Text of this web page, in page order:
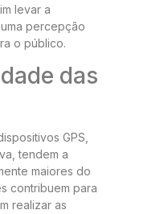
levar a
percepção
o público.
das
GPS,
tendem a
maiores do
contribuem para
realizar as